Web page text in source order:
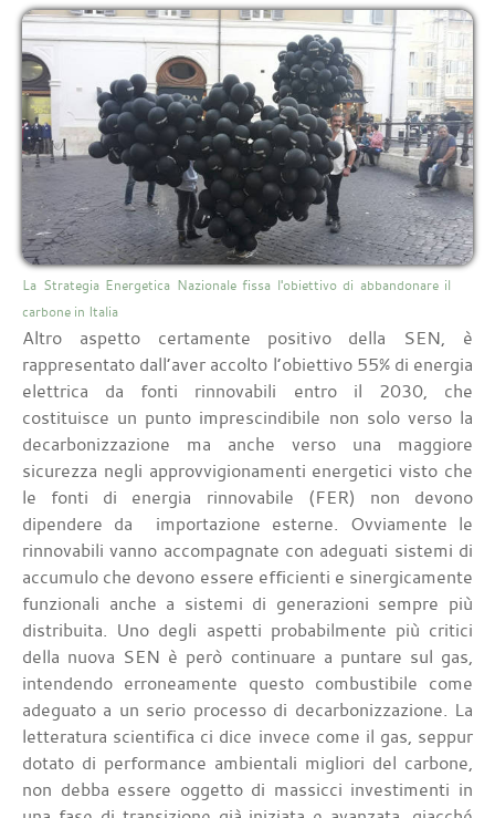
La Strategia Energetica Nazionale fissa l'obiettivo di abbandonare il
carbone in Italia
Altro aspetto certamente positivo della SEN, è
rappresentato dall’aver accolto l’obiettivo 55% di energia
elettrica da fonti rinnovabili entro il 2030, che
costituisce un punto imprescindibile non solo verso la
decarbonizzazione ma anche verso una maggiore
sicurezza negli approvvigionamenti energetici visto che
le fonti di energia rinnovabile (FER) non devono
dipendere da importazione esterne. Ovviamente le
rinnovabili vanno accompagnate con adeguati sistemi di
accumulo che devono essere efficienti e sinergicamente
funzionali anche a sistemi di generazioni sempre più
distribuita. Uno degli aspetti probabilmente più critici
della nuova SEN è però continuare a puntare sul gas,
intendendo erroneamente questo combustibile come
adeguato a un serio processo di decarbonizzazione. La
letteratura scientifica ci dice invece come il gas, seppur
dotato di performance ambientali migliori del carbone,
non debba essere oggetto di massicci investimenti in